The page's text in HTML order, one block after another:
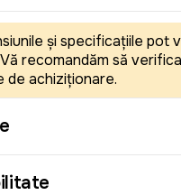
și specificațiile pot
recomandăm să
de achiziționare.